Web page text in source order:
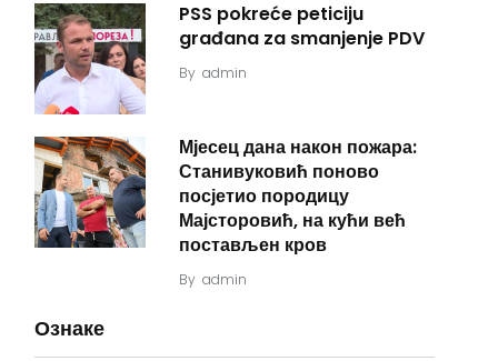
PSS pokreće peticiju
građana za smanjenje PDV
By admin
Мјесец дана након пожара:
Станивуковић поново
посјетио породицу
Мајсторовић, на кући већ
постављен кров
By admin
Ознаке